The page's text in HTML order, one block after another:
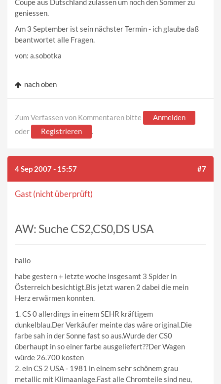
Coupe aus Dutschland zulassen um noch den Sommer zu
geniessen.
Am 3 September ist sein nächster Termin - ich glaube daß
beantwortet alle Fragen.
von: a.sobotka
nach oben
Zum Verfassen von Kommentaren bitte
Anmelden
oder
Registrieren .
4 Sep 2007 - 15:57 #7
Gast (nicht überprüft)
AW: Suche CS2,CS0,DS USA
hallo
habe gestern + letzte woche insgesamt 3 Spider in
Österreich besichtigt.Bis jetzt waren 2 dabei die mein
Herz erwärmen konnten.
1. CS 0 allerdings in einem SEHR kräftigem
dunkelblau.Der Verkäufer meinte das wäre original.Die
farbe sah in der Sonne fast so aus.Wurde der CS0
überhaupt in so einer farbe ausgeliefert??Der Wagen
würde 26.700 kosten
2. ein CS 2 USA - 1981 in einem sehr schönem grau
metallic mit Klimaanlage.Fast alle Chromteile sind neu,